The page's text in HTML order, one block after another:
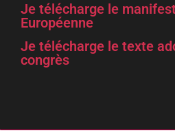
Je télécharge le
Européenne
Je télécharge le texte
congrès